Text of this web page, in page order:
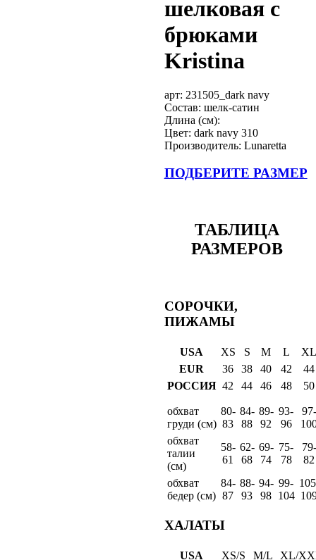
шелковая с
брюками
Kristina
арт: 231505_dark navy
Состав: шелк-сатин
Длина (см):
Цвет: dark navy 310
Производитель: Lunaretta
ПОДБЕРИТЕ РАЗМЕР
ТАБЛИЦА
РАЗМЕРОВ
СОРОЧКИ,
ПИЖАМЫ
USA XS S M L
EUR
36 38 40 42
44
РОССИЯ 42 44 46 48 50
обхват
груди (см)
80-
83
84-
88
89-
92
93-
96
97-
обхват
талии
(см)
58-
61
62-
68
69-
74
75-
78
79-
82
обхват
бедер (см)
84-
87
88-
93
94-
98
99-
104
ХАЛАТЫ
USA XS/S M/L
XL/